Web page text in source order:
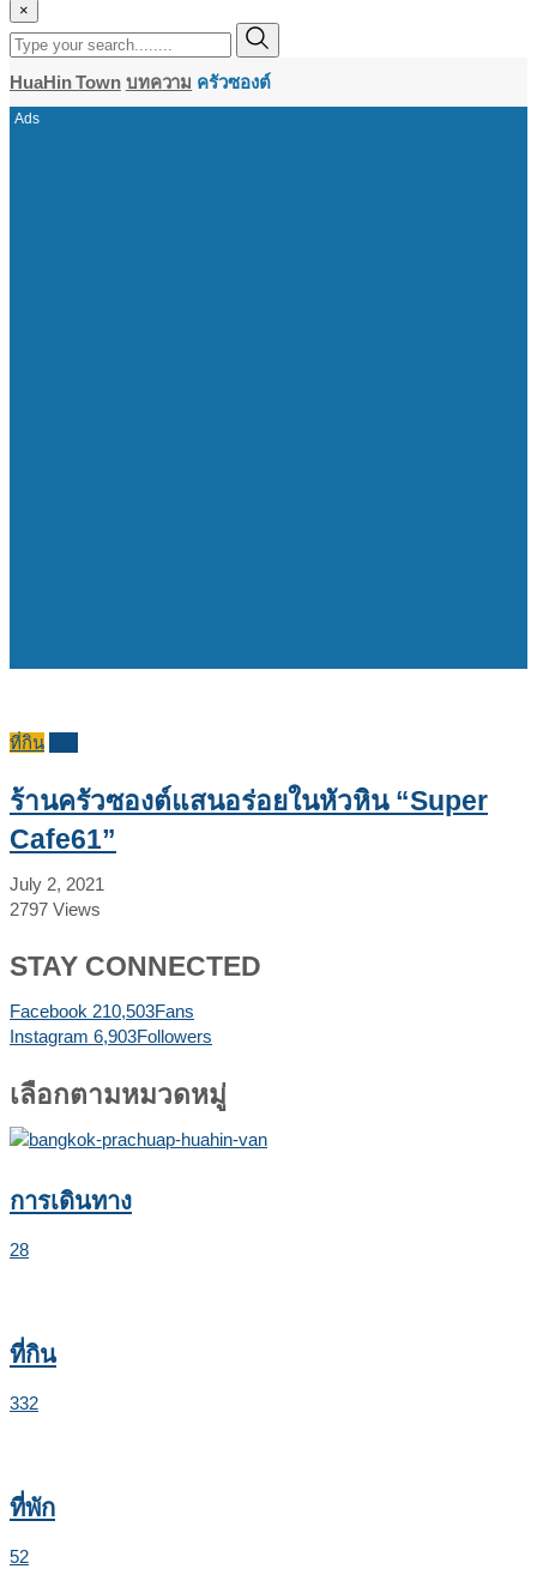
×
HuaHin Town บทความ ครัวซองต์
ที่กิน
ร้านครัวซองต์แสนอร่อยในหัวหิน “Super
Cafe61”
July 2, 2021
2797 Views
STAY CONNECTED
Facebook 210,503Fans
Instagram 6,903Followers
เลือกตามหมวดหมู่
การเดินทาง
28
ที่กิน
332
ที่พัก
52